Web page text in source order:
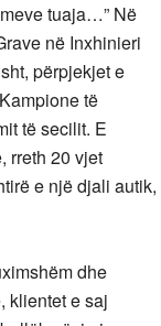
tuaja…” Në
në Inxhinieri
përpjekjet e
të
të secilit. E
rreth 20 vjet
e një djali autik,
dhe
klientet e saj